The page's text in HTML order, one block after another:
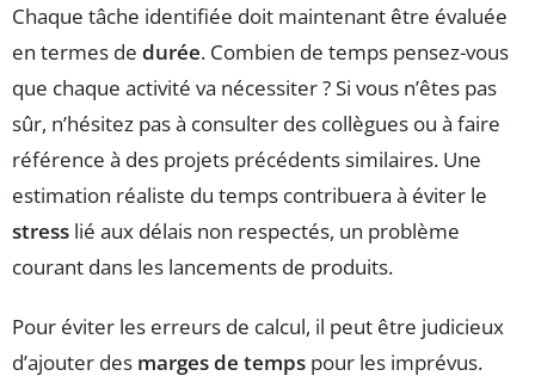
Chaque tâche identifiée doit maintenant être évaluée
en termes de durée. Combien de temps pensez-vous
que chaque activité va nécessiter ? Si vous n’êtes pas
sûr, n’hésitez pas à consulter des collègues ou à faire
référence à des projets précédents similaires. Une
estimation réaliste du temps contribuera à éviter le
stress lié aux délais non respectés, un problème
courant dans les lancements de produits.
Pour éviter les erreurs de calcul, il peut être judicieux
d’ajouter des marges de temps pour les imprévus.